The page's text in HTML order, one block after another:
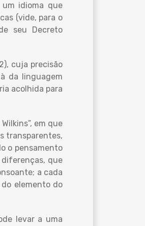
idioma que
(vide, para o
seu Decreto
cuja precisão
da linguagem
acolhida para
em que
transparentes,
o pensamento
diferenças, que
a cada
elemento do
levar a uma